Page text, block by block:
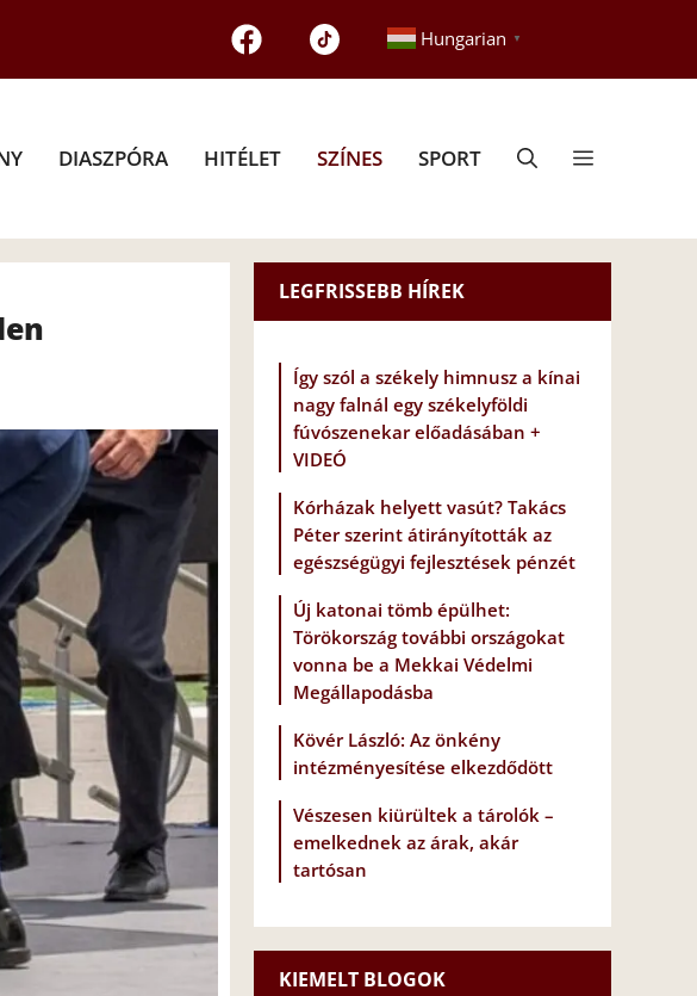
Hungarian ▼
DIASZPÓRA HITÉLET SZÍNES SPORT
LEGFRISSEBB HÍREK
Így szól a székely himnusz a kínai
nagy falnál egy székelyföldi
fúvószenekar előadásában +
VIDEÓ
Kórházak helyett vasút? Takács
Péter szerint átirányították az
egészségügyi fejlesztések pénzét
Új katonai tömb épülhet:
Törökország további országokat
vonna be a Mekkai Védelmi
Megállapodásba
Kövér László: Az önkény
intézményesítése elkezdődött
Vészesen kiürültek a tárolók –
emelkednek az árak, akár
tartósan
KIEMELT BLOGOK